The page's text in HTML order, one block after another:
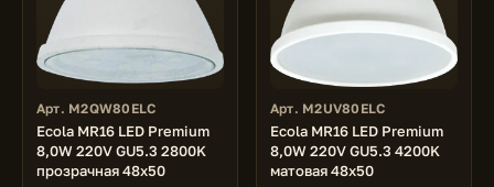
Арт. M2QW80ELC
Ecola MR16 LED Premium
8,0W 220V GU5.3 2800K
прозрачная 48x50
Арт. M2UV80ELC
Ecola MR16 LED Premium
8,0W 220V GU5.3 4200K
матовая 48x50